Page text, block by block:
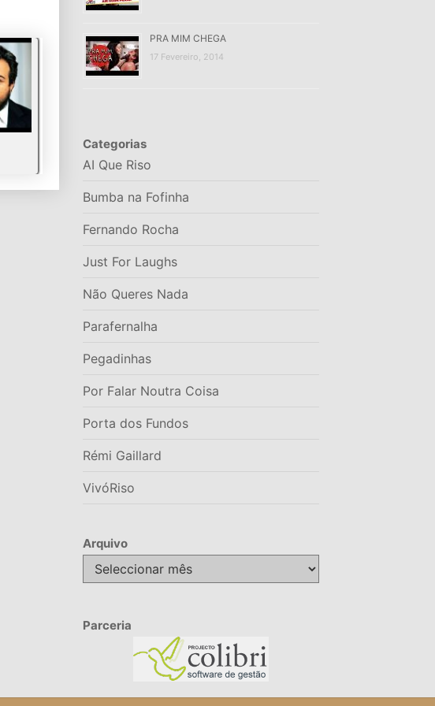
PRA MIM CHEGA
17 Fevereiro, 2014
Categorias
AI Que Riso
Bumba na Fofinha
Fernando Rocha
Just For Laughs
Não Queres Nada
Parafernalha
Pegadinhas
Por Falar Noutra Coisa
Porta dos Fundos
Rémi Gaillard
VivóRiso
Arquivo
Arquivo
Parceria